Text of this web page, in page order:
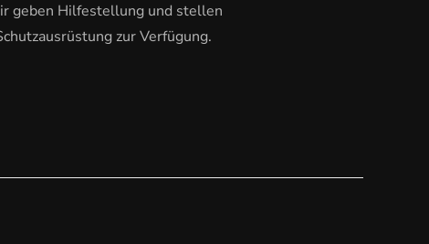
geben Hilfestellung und stellen
zur Verfügung.